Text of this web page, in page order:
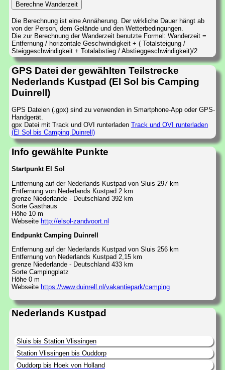
Die Berechnung ist eine Annäherung. Der wirkliche Dauer hängt ab
von der Person, dem Gelände und den Wetterbedingungen.
Die zur Berechnung der Wanderzeit benutzte Formel: Wanderzeit =
Entfernung / horizontale Geschwindigkeit + ( Totalsteigung /
Steiggeschwindigkeit + Totalabstieg / Abstieggeschwindigkeit)/2
GPS Datei der gewählten Teilstrecke
Nederlands Kustpad (El Sol bis Camping
Duinrell)
GPS Dateien (.gpx) sind zu verwenden in Smartphone-App oder GPS-
Handgerät.
gpx Datei mit Track und OVI runterladen Track und OVI runterladen
(El Sol bis Camping Duinrell)
Info gewählte Punkte
Startpunkt El Sol
Entfernung auf der Nederlands Kustpad von Sluis 297 km
Entfernung von Nederlands Kustpad 2 km
grenze Niederlande - Deutschland 392 km
Sorte Gasthaus
Höhe 10 m
Webseite http://elsol-zandvoort.nl
Endpunkt Camping Duinrell
Entfernung auf der Nederlands Kustpad von Sluis 256 km
Entfernung von Nederlands Kustpad 2,15 km
grenze Niederlande - Deutschland 433 km
Sorte Campingplatz
Höhe 0 m
Webseite https://www.duinrell.nl/vakantiepark/camping
Nederlands Kustpad
Sluis bis Station Vlissingen
Station Vlissingen bis Ouddorp
Ouddorp bis Hoek von Holland